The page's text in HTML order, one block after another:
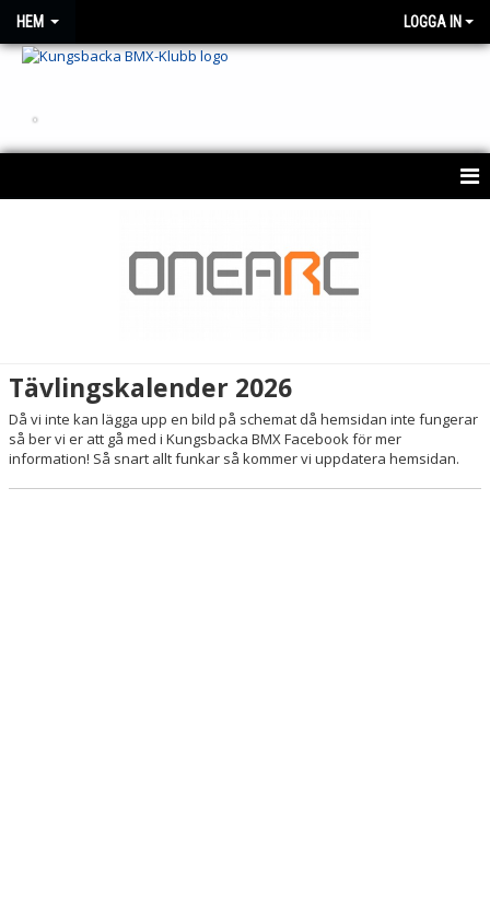
HEM LOGGA IN
.
KALENDER 2026
BESTÄLLNING AV KLUBBTRÖJA
Tävlingskalender 2026
Då vi inte kan lägga upp en bild på schemat då hemsidan inte fungerar
så ber vi er att gå med i Kungsbacka BMX Facebook för mer
information! Så snart allt funkar så kommer vi uppdatera hemsidan.